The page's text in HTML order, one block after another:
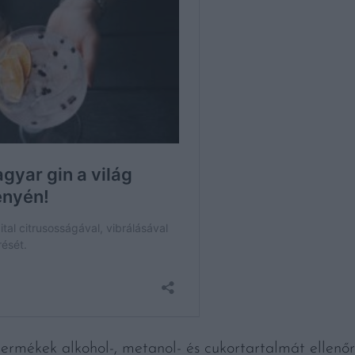
alkohol-, metanol- és cukortartalmát